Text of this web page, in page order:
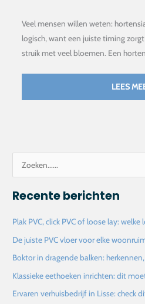
Veel mensen willen weten:
logisch, want een juiste timing
struik met veel bloemen. Een
LEES
e
a
r
:
Recente berichten
Plak PVC, click PVC of loose lay:
De juiste PVC vloer voor elke
Boktor in dragende balken: herkennen,
Klassieke eethoeken inrichten: dit
Ervaren verhuisbedrijf in Lisse: check